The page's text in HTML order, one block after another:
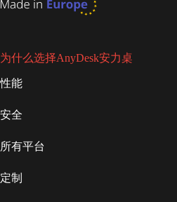
为什么选择AnyDesk安力桌
性能
安全
所有平台
定制